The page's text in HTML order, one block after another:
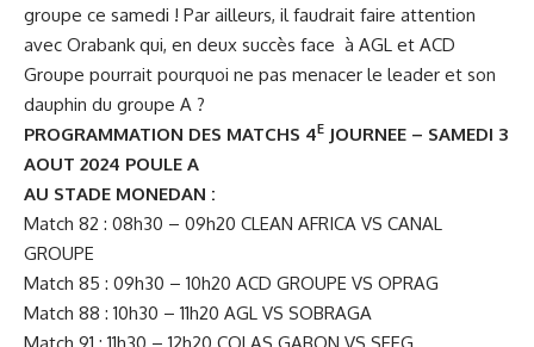
groupe ce samedi ! Par ailleurs, il faudrait faire attention
avec Orabank qui, en deux succès face à AGL et ACD
Groupe pourrait pourquoi ne pas menacer le leader et son
dauphin du groupe A ?
PROGRAMMATION DES MATCHS 4E JOURNEE – SAMEDI 3
AOUT 2024 POULE A
AU STADE MONEDAN :
Match 82 : 08h30 – 09h20 CLEAN AFRICA VS CANAL
GROUPE
Match 85 : 09h30 – 10h20 ACD GROUPE VS OPRAG
Match 88 : 10h30 – 11h20 AGL VS SOBRAGA